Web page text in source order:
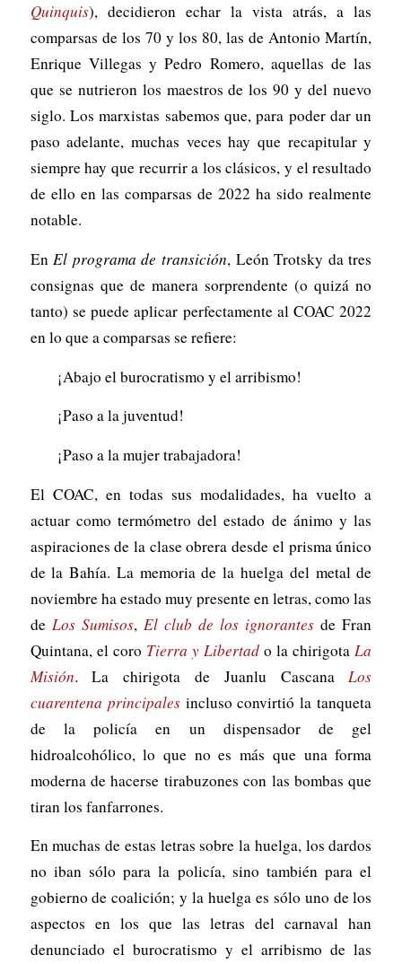
Quinquis), decidieron echar la vista atrás, a las
comparsas de los 70 y los 80, las de Antonio Martín,
Enrique Villegas y Pedro Romero, aquellas de las
que se nutrieron los maestros de los 90 y del nuevo
siglo. Los marxistas sabemos que, para poder dar un
paso adelante, muchas veces hay que recapitular y
siempre hay que recurrir a los clásicos, y el resultado
de ello en las comparsas de 2022 ha sido realmente
notable.
EnEl programa de transición, León Trotsky da tres
consignas que de manera sorprendente (o quizá no
tanto) se puede aplicar perfectamente al COAC 2022
en lo que a comparsas se refiere:
¡Abajo el burocratismo y el arribismo!
¡Paso a la juventud!
¡Paso a la mujer trabajadora!
El COAC, en todas sus modalidades, ha vuelto a
actuar como termómetro del estado de ánimo y las
aspiraciones de la clase obrera desde el prisma único
de la Bahía. La memoria de la huelga del metal de
noviembre ha estado muy presente en letras, como las
de Los Sumisos, El club de los ignorantes de Fran
Quintana, el coro Tierra y Libertad o la chirigota La
Misión. La chirigota de Juanlu CascanaLos
cuarentena principalesincluso convirtió la tanqueta
de la policía en un dispensador de gel
hidroalcohólico, lo que no es más que una forma
moderna de hacerse tirabuzones con las bombas que
tiran los fanfarrones.
En muchas de estas letras sobre la huelga, los dardos
no iban sólo para la policía, sino también para el
gobierno de coalición; y la huelga es sólo uno de los
aspectos en los que las letras del carnaval han
denunciado el burocratismo y el arribismo de las